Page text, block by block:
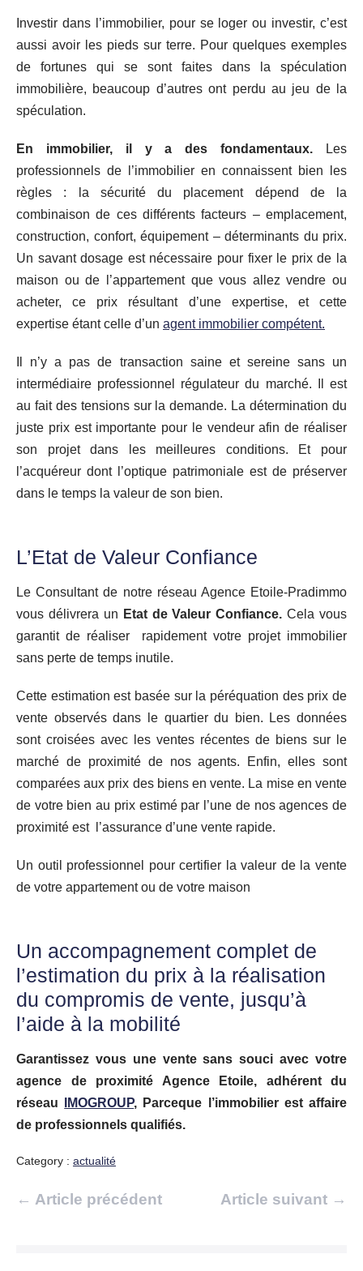
Investir dans l’immobilier, pour se loger ou investir, c’est
aussi avoir les pieds sur terre. Pour quelques exemples
de fortunes qui se sont faites dans la spéculation
immobilière, beaucoup d’autres ont perdu au jeu de la
spéculation.
En immobilier, il y a des fondamentaux.
Les
professionnels de l’immobilier en connaissent bien les
règles : la sécurité du placement dépend de la
combinaison de ces différents facteurs – emplacement,
construction, confort, équipement – déterminants du prix.
Un savant dosage est nécessaire pour fixer le prix de la
maison ou de l’appartement que vous allez vendre ou
acheter, ce prix résultant d’une expertise, et cette
expertise étant celle d’un agent immobilier compétent.
Il n’y a pas de transaction saine et sereine sans un
intermédiaire professionnel régulateur du marché. Il est
au fait des tensions sur la demande. La détermination du
juste prix est importante pour le vendeur afin de réaliser
son projet dans les meilleures conditions. Et pour
l’acquéreur dont l’optique patrimoniale est de préserver
dans le temps la valeur de son bien.
L’Etat de Valeur Confiance
Le Consultant de notre réseau Agence Etoile-Pradimmo
vous délivrera un Etat de Valeur Confiance.Cela vous
garantit de réaliser rapidement votre projet immobilier
sans perte de temps inutile.
Cette estimation est basée sur la péréquation des prix de
vente observés dans le quartier du bien. Les données
sont croisées avec les ventes récentes de biens sur le
marché de proximité de nos agents. Enfin, elles sont
comparées aux prix des biens en vente. La mise en vente
de votre bien au prix estimé par l’une de nos agences de
proximité est l’assurance d’une vente rapide.
Un outil professionnel pour certifier la valeur de la vente
de votre appartement ou de votre maison
Un accompagnement complet de
l’estimation du prix à la réalisation
du compromis de vente, jusqu’à
l’aide à la mobilité
Garantissez vous une vente sans souci avec votre
agence de proximité Agence Etoile, adhérent du
réseau
IMOGROUP, Parceque l’immobilier est affaire
de professionnels qualifiés.
Category : actualité
Navigation
← Article précédent Article suivant →